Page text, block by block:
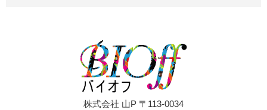
株式会社 山P 〒113-0034